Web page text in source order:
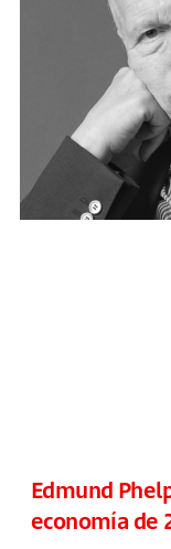
Edmund
economía de